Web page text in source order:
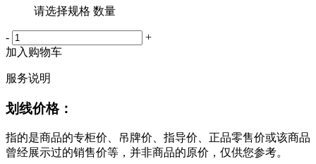
请选择规格 数量
-
+
加入购物车
服务说明
划线价格：
指的是商品的专柜价、吊牌价、指导价、正品零售价或该商品
曾经展示过的销售价等，并非商品的原价，仅供您参考。